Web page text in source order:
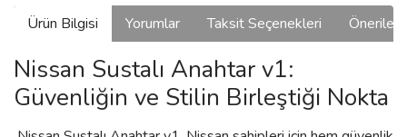
Ürün Bilgisi Yorumlar Taksit Seçenekleri
Nissan Sustalı Anahtar v1:
Güvenliğin ve Stilin Birleştiği Nokta